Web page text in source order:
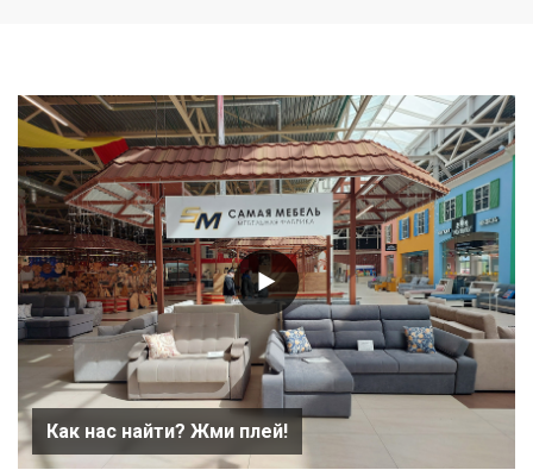
Как нас найти? Жми плей!